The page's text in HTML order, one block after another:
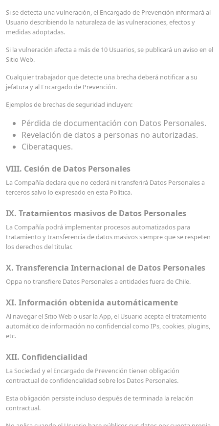
Si se detecta una vulneración, el Encargado de Prevención informará al
Usuario describiendo la naturaleza de las vulneraciones, efectos y
medidas adoptadas.
Si la vulneración afecta a más de 10 Usuarios, se publicará un aviso en el
Sitio Web.
Cualquier trabajador que detecte una brecha deberá notificar a su
jefatura y al Encargado de Prevención.
Ejemplos de brechas de seguridad incluyen:
Pérdida de documentación con Datos Personales.
Revelación de datos a personas no autorizadas.
Ciberataques.
VIII. Cesión de Datos Personales
La Compañía declara que no cederá ni transferirá Datos Personales a
terceros salvo lo expresado en esta Política.
IX. Tratamientos masivos de Datos Personales
La Compañía podrá implementar procesos automatizados para
tratamiento y transferencia de datos masivos siempre que se respeten
los derechos del titular.
X. Transferencia Internacional de Datos Personales
Oppa no transfiere Datos Personales a entidades fuera de Chile.
XI. Información obtenida automáticamente
Al navegar el Sitio Web o usar la App, el Usuario acepta el tratamiento
automático de información no confidencial como IPs, cookies, plugins,
etc.
XII. Confidencialidad
La Sociedad y el Encargado de Prevención tienen obligación
contractual de confidencialidad sobre los Datos Personales.
Esta obligación persiste incluso después de terminada la relación
contractual.